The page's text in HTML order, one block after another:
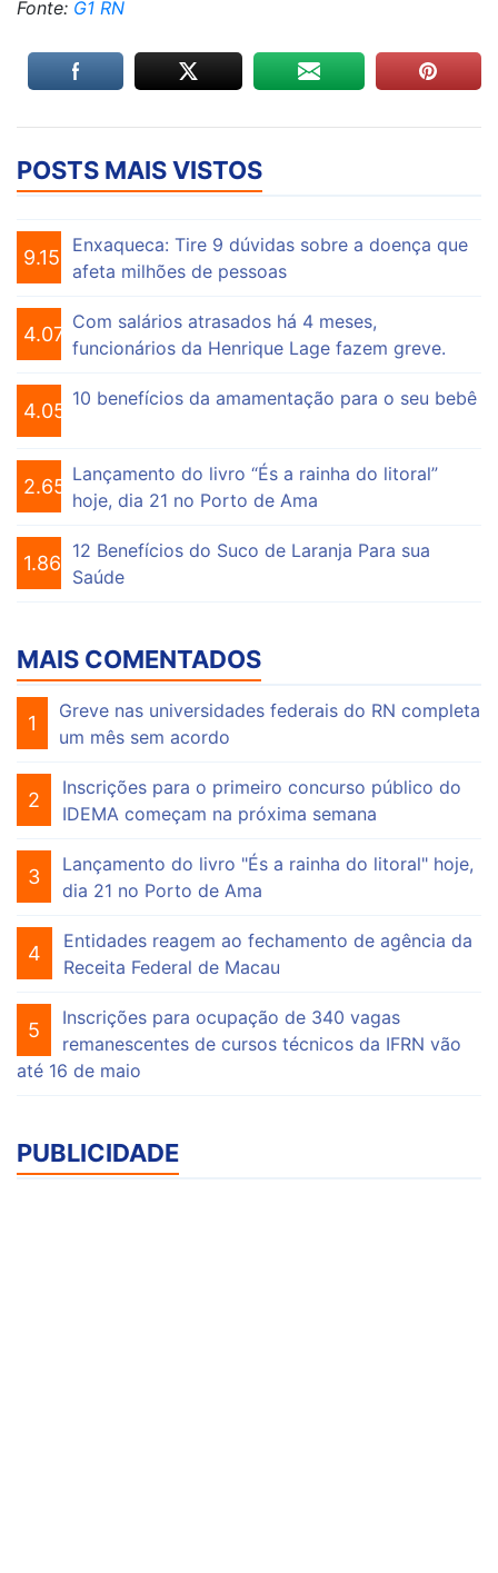
Fonte: G1 RN
POSTS MAIS VISTOS
9.156
Enxaqueca: Tire 9 dúvidas sobre a doença que
afeta milhões de pessoas
4.076
Com salários atrasados há 4 meses,
funcionários da Henrique Lage fazem greve.
4.056
10 benefícios da amamentação para o seu bebê
2.655
Lançamento do livro “És a rainha do litoral”
hoje, dia 21 no Porto de Ama
1.864
12 Benefícios do Suco de Laranja Para sua
Saúde
MAIS COMENTADOS
1
Greve nas universidades federais do RN completa
um mês sem acordo
2
Inscrições para o primeiro concurso público do
IDEMA começam na próxima semana
3
Lançamento do livro "És a rainha do litoral" hoje,
dia 21 no Porto de Ama
4
Entidades reagem ao fechamento de agência da
Receita Federal de Macau
5
Inscrições para ocupação de 340 vagas
remanescentes de cursos técnicos da IFRN vão
até 16 de maio
PUBLICIDADE